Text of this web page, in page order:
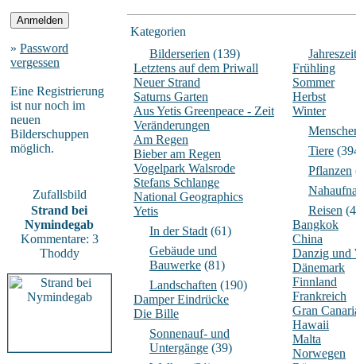
» Password
vergessen
Eine Registrierung
ist nur noch im
neuen
Bilderschuppen
möglich.
Zufallsbild
Strand bei
Nymindegab
Kommentare: 3
Thoddy
Kategorien
Bilderserien (139)
Letztens auf dem Priwall
Neuer Strand
Saturns Garten
Aus Yetis Greenpeace - Zeit
Veränderungen
Am Regen
Bieber am Regen
Vogelpark Walsrode
Stefans Schlange
National Geographics
Yetis
In der Stadt (61)
Gebäude und
Bauwerke (81)
Landschaften (190)
Damper Eindrücke
Die Bille
Sonnenauf- und
Untergänge (39)
Frühling
Sommer
Herbst
Winter
Tiere
Pflanzen
Reisen
Bangkok
China
Danzig und
Dänemark
Finnland
Frankreich
Gran
Hawaii
Malta
Norwegen